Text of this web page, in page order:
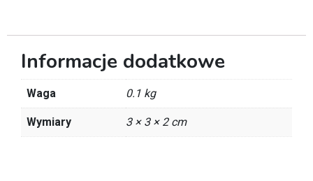
Informacje dodatkowe
Waga 0.1 kg
Wymiary 3 × 3 × 2 cm